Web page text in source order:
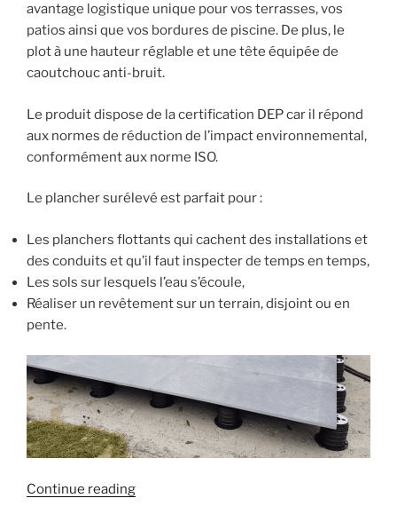
avantage logistique unique pour vos terrasses, vos
patios ainsi que vos bordures de piscine. De plus, le
plot à une hauteur réglable et une tête équipée de
caoutchouc anti-bruit.
Le produit dispose de la certification DEP car il répond
aux normes de réduction de l’impact environnemental,
conformément aux norme ISO.
Le plancher surélevé est parfait pour :
Les planchers flottants qui cachent des installations et
des conduits et qu’il faut inspecter de temps en temps,
Les sols sur lesquels l’eau s’écoule,
Réaliser un revêtement sur un terrain, disjoint ou en
pente.
Continue reading« La